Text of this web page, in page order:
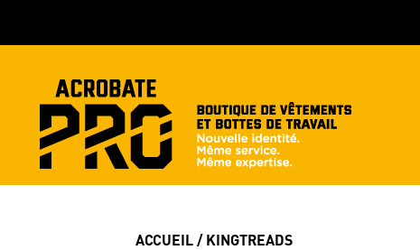
ACCUEIL/ KINGTREADS